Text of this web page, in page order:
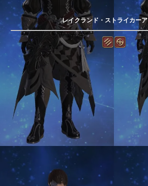
レイクランド・ストライカー